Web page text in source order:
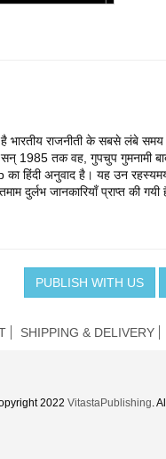
भारतीय राजनीती के सबसे लंबे
सन् 1985 तक वह, गुपचुप
हिंदी अनुवाद है। यह उन
दुर्लभ जानकारियाँ प्राप्त
PUBLISH WITH US
SHIPPING & DELIVERY
2022 VitastaPublishing.